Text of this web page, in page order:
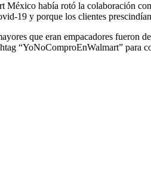
México había rotó la colaboración
19 y porque los clientes
que eran empacadores fueron
“YoNoComproEnWalmart” para